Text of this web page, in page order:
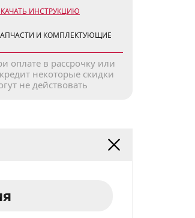
ИНСТРУКЦИЮ
И КОМПЛЕКТУЮЩИЕ
оплате в рассрочку или
некоторые скидки
не действовать